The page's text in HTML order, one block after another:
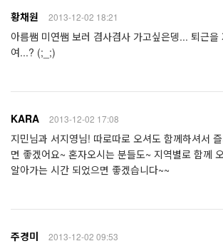
황채원 2013-12-02 18:21
아름쌤 미연쌤 보러 겸사겸사 가고싶은뎅... 퇴근
여...? (;_;)
KARA 2013-12-02 17:08
지민님과 서지영님! 따로따로 오셔도 함께하셔서
면 좋겠어요~ 혼자오시는 분들도~ 지역별로 함께
알아가는 시간 되었으면 좋겠습니다~~
주경미 2013-12-02 09:53